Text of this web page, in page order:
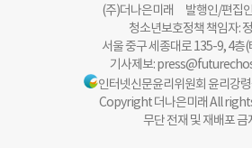
(주)더나은미래 발행인/편집
청소년보호정책 책임자:
서울 중구 세종대로 135-9, 4층
기사제보:
인터넷신문윤리위원회 윤리강
Copyright 더나은미래 All
무단 전재 및 재배포 금